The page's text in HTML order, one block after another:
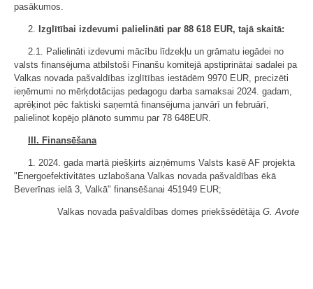
pasākumos.
2. Izglītībai izdevumi palielināti par 88 618 EUR, tajā skaitā:
2.1. Palielināti izdevumi mācību līdzekļu un grāmatu iegādei no
valsts finansējuma atbilstoši Finanšu komitejā apstiprinātai sadalei pa
Valkas novada pašvaldības izglītības iestādēm 9970 EUR, precizēti
ieņēmumi no mērķdotācijas pedagogu darba samaksai 2024. gadam,
aprēķinot pēc faktiski saņemtā finansējuma janvārī un februārī,
palielinot kopējo plānoto summu par 78 648EUR.
III. Finansēšana
1. 2024. gada martā piešķirts aizņēmums Valsts kasē AF projekta
"Energoefektivitātes uzlabošana Valkas novada pašvaldības ēkā
Beverīnas ielā 3, Valkā" finansēšanai 451949 EUR;
Valkas novada pašvaldības domes priekšsēdētāja G. Avote